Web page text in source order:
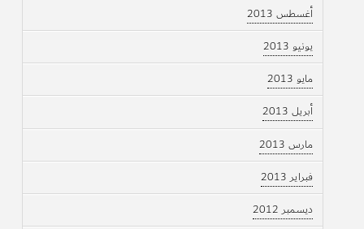
أغسطس 2013
يونيو 2013
مايو 2013
أبريل 2013
مارس 2013
فبراير 2013
ديسمبر 2012